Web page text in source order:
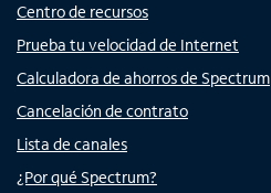
Centro de recursos
Prueba tu velocidad de Internet
Calculadora de ahorros de Spectrum
Cancelación de contrato
Lista de canales
¿Por qué Spectrum?